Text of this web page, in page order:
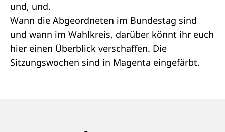
und, und.
Wann die Abgeordneten im Bundestag sind
und wann im Wahlkreis, darüber könnt ihr euch
hier einen Überblick verschaffen. Die
Sitzungswochen sind in Magenta eingefärbt.